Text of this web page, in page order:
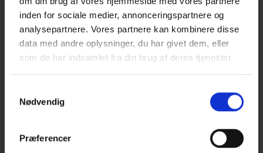
inden for sociale medier, annonceringspartnere og
analysepartnere. Vores partnere kan kombinere disse
data med andre oplysninger, du har givet dem, eller
som de har indsamlet fra din brug af deres tjenester.
Nødvendig
Præferencer
sikkerhedsforanstaltninger. Hvis der optages
strafbare forhold (fx hærværk), er retsgrundlaget
databeskyttelseslovens § 8.
Vi opbevarer som udgangspunkt oplysningerne i
op til 30 dage i overensstemmelse med tv-
personoplysninger, som behandles i forbindelse
med tv-overvågning.